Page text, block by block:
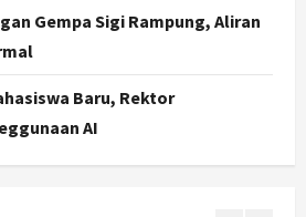
Gempa Sigi Rampung, Aliran
Baru, Rektor
AI
Bantuan Korban TPKS
Rp200 Miliar, LPSK
Dana Abadi Rp1 Triliun
Agustus 9, 2026